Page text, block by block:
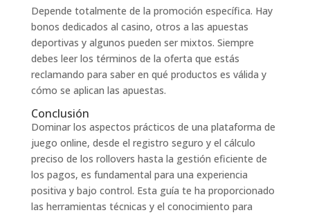
Depende totalmente de la promoción específica. Hay
bonos dedicados al casino, otros a las apuestas
deportivas y algunos pueden ser mixtos. Siempre
debes leer los términos de la oferta que estás
reclamando para saber en qué productos es válida y
cómo se aplican las apuestas.
Conclusión
Dominar los aspectos prácticos de una plataforma de
juego online, desde el registro seguro y el cálculo
preciso de los rollovers hasta la gestión eficiente de
los pagos, es fundamental para una experiencia
positiva y bajo control. Esta guía te ha proporcionado
las herramientas técnicas y el conocimiento para